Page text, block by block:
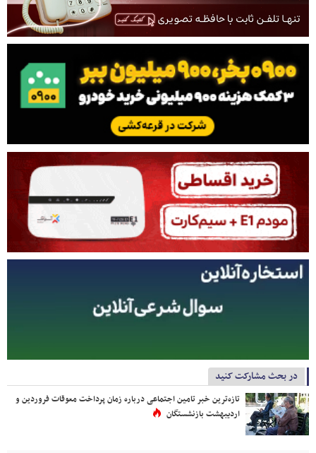
در بحث مشارکت کنید
تازه‌ترین خبر تامین اجتماعی درباره زمان پرداخت معوقات فروردین و
اردیبهشت بازنشستگان